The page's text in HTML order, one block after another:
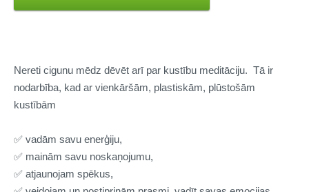
Nereti cigunu mēdz dēvēt arī par kustību meditāciju. Tā ir
nodarbība, kad ar vienkāršām, plastiskām, plūstošām
kustībām
✅ vadām savu enerģiju,
✅ mainām savu noskaņojumu,
✅ atjaunojam spēkus,